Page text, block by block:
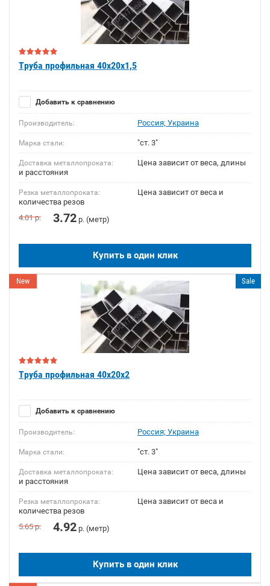
Труба профильная 40х20х1,5
Добавить к сравнению
Производитель: Россия; Украина
Марка стали: "ст. 3"
Доставка металлопроката:
Цена зависит от веса, длины
и расстояния
Резка металлопроката:
Цена зависит от веса и
количества резов
4.01р. 3.72 р. (метр)
Купить в один клик
New Sale
Труба профильная 40х20х2
Добавить к сравнению
Производитель: Россия; Украина
Марка стали: "ст. 3"
Доставка металлопроката:
Цена зависит от веса, длины
и расстояния
Резка металлопроката:
Цена зависит от веса и
количества резов
5.65р. 4.92 р. (метр)
Купить в один клик